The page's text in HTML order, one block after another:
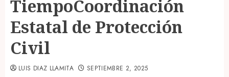
TiempoCoordinación
Estatal de Protección
Civil
LUIS DIAZ LLAMITA SEPTIEMBRE 2, 2025